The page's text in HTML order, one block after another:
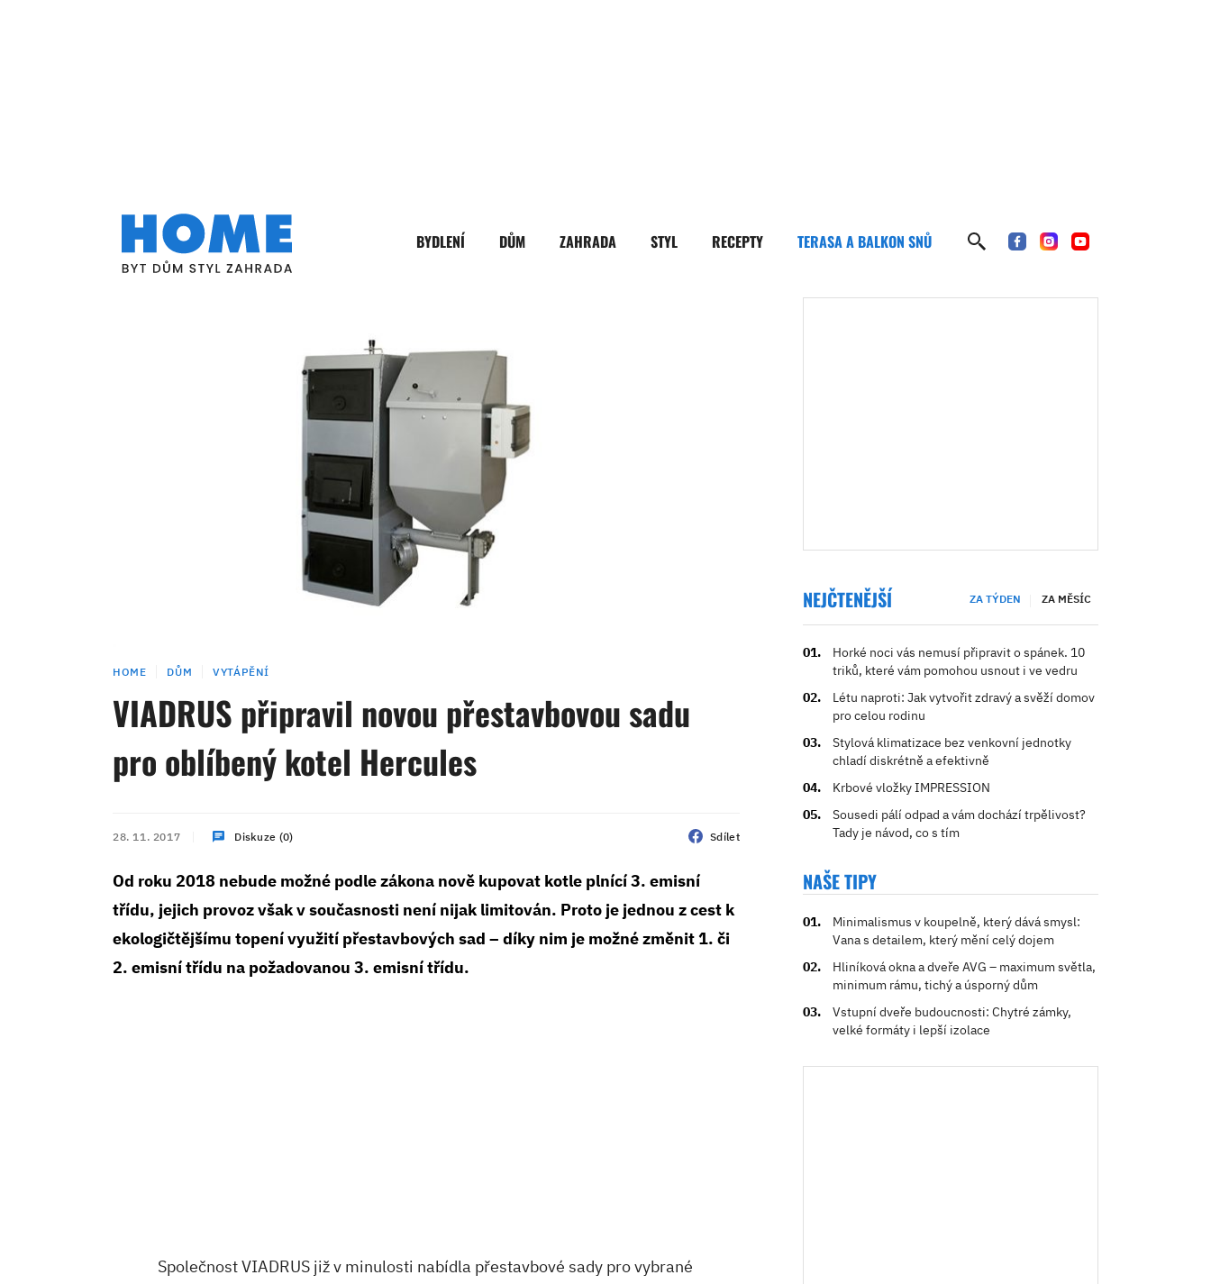
BYDLENÍ DŮM ZAHRADA STYL RECEPTY TERASA A BALKON SNŮ
HOME DŮM VYTÁPĚNÍ
VIADRUS připravil novou přestavbovou sadu
pro oblíbený kotel Hercules
28. 11. 2017 Diskuze (0) Sdílet
Od roku 2018 nebude možné podle zákona nově kupovat kotle plnící 3. emisní
třídu, jejich provoz však v současnosti není nijak limitován. Proto je jednou z cest k
ekologičtějšímu topení využití přestavbových sad – díky nim je možné změnit 1. či
2. emisní třídu na požadovanou 3. emisní třídu.
Společnost VIADRUS již v minulosti nabídla přestavbové sady pro vybrané
NEJČTENĚJŠÍ ZA TÝDEN ZA MĚSÍC
Horké noci vás nemusí připravit o spánek. 10
triků, které vám pomohou usnout i ve vedru
Létu naproti: Jak vytvořit zdravý a svěží domov
pro celou rodinu
Stylová klimatizace bez venkovní jednotky
chladí diskrétně a efektivně
Krbové vložky IMPRESSION
Sousedi pálí odpad a vám dochází trpělivost?
Tady je návod, co s tím
NAŠE TIPY
Minimalismus v koupelně, který dává smysl:
Vana s detailem, který mění celý dojem
Hliníková okna a dveře AVG – maximum světla,
minimum rámu, tichý a úsporný dům
Vstupní dveře budoucnosti: Chytré zámky,
velké formáty i lepší izolace